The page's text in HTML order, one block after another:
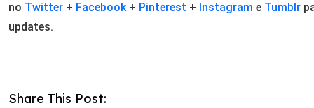
no Twitter + Facebook+ Pinterest + Instagram e Tumblr
updates.
Share This Post: